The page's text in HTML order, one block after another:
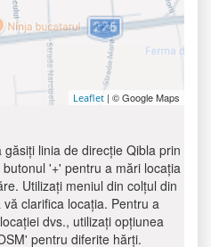
Leaflet | © Google Maps
linia de direcție Qibla prin
'+' pentru a mări locația
Utilizați meniul din colțul din
clarifica locația. Pentru a
dvs., utilizați opțiunea
pentru diferite hărți.